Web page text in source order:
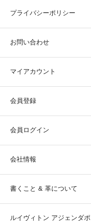
プライバシーポリシー
お問い合わせ
マイアカウント
会員登録
会員ログイン
会社情報
書くこと & 革について
ルイヴィトン アジェンダ